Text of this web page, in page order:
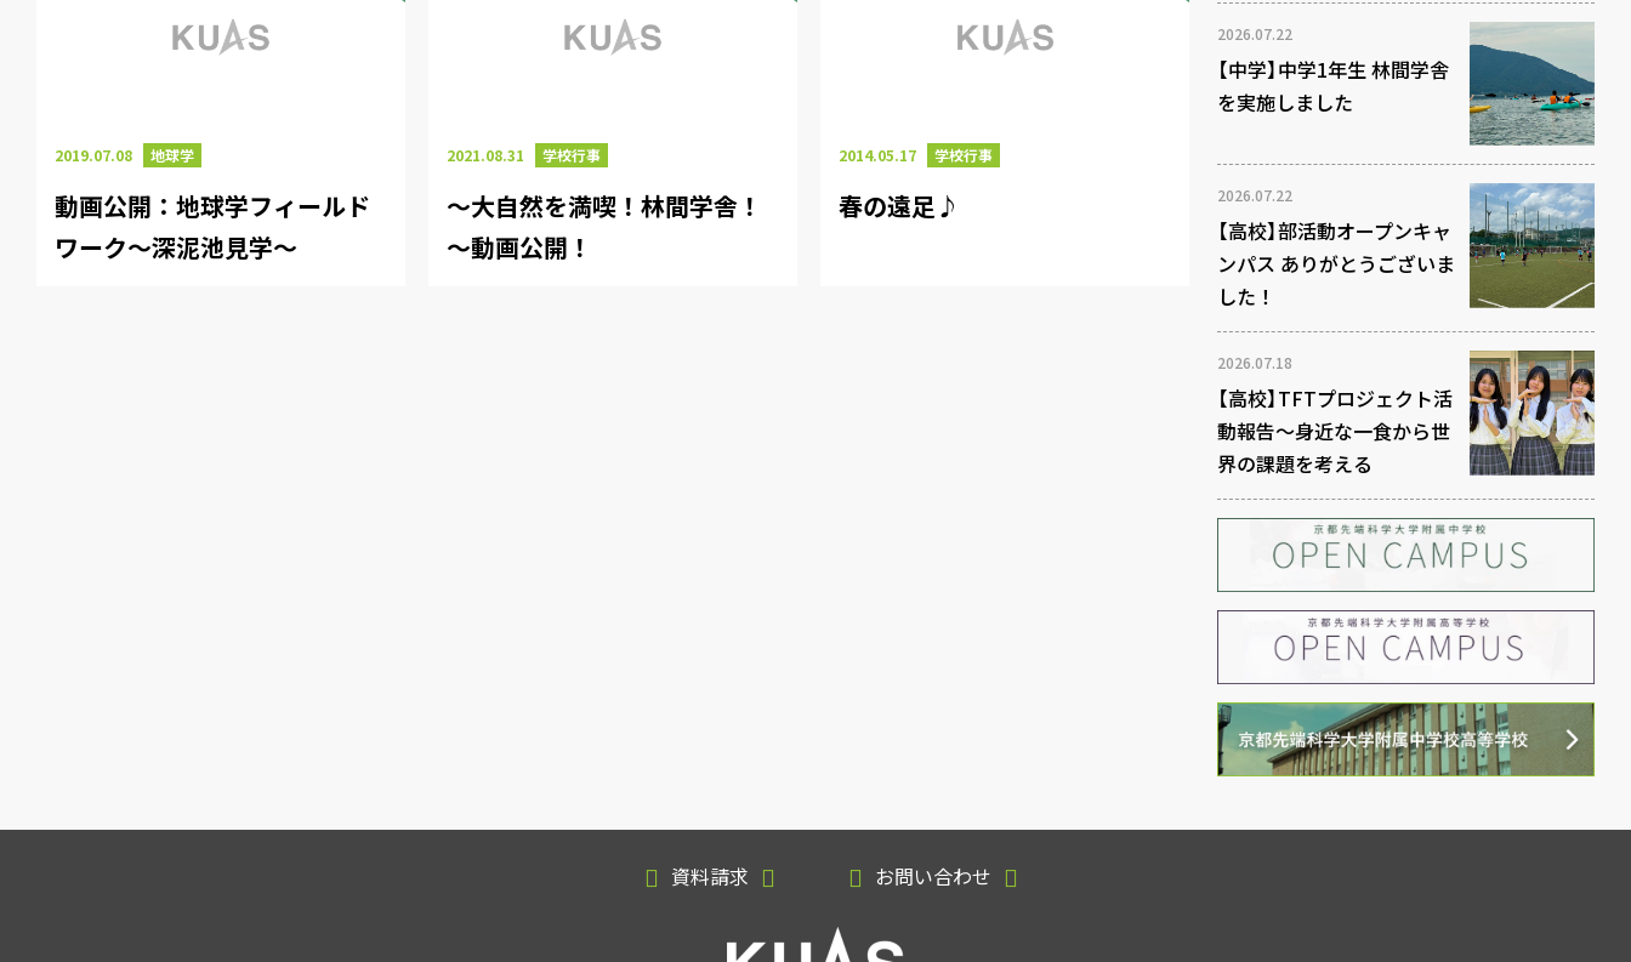
2019.07.08 地球学
動画公開：地球学フィールド
ワーク～深泥池見学～
2021.08.31 学校行事
～大自然を満喫！林間学舎！
～動画公開！
2014.05.17 学校行事
春の遠足♪
2026.07.22
【中学】中学1年生 林間学舎
を実施しました
2026.07.22
【高校】部活動オープンキャ
ンパス ありがとうございま
した！
2026.07.18
【高校】TFTプロジェクト活
動報告～身近な一食から世
界の課題を考える
資料請求 お問い合わせ